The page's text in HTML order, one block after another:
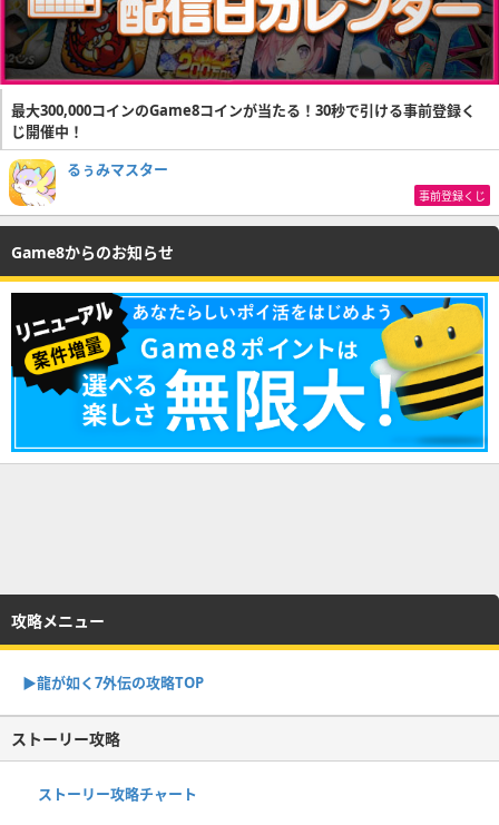
最大300,000コインのGame8コインが当たる！30秒で引ける事前登録く
じ開催中！
るぅみマスター
事前登録くじ
Game8からのお知らせ
攻略メニュー
▶︎龍が如く7外伝の攻略TOP
ストーリー攻略
ストーリー攻略チャート